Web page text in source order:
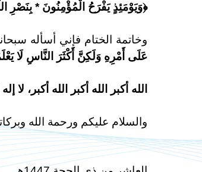
﴿وَيَوْمَئِذٍ يَفْرَحُ الْمُؤْمِنُونَ * بِنَصْرِ
وخاتمة الختام فإني أسأله
عَلَى أَمْرِهِ وَلَكِنَّ أَكْثَرَ النَّاسِ لَا
الله أكبر الله أكبر الله أكبر، لا
والسلام عليكم ورحمة الله